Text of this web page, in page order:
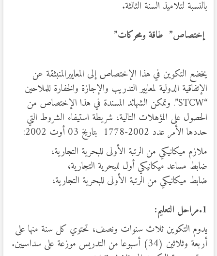
بالنسبة لتلاميذ السنة الثالثة.
إختصاص” طاقة ومحركات”
يخضع التكوين في هذا الإختصاص إلى المعاييرالمنبثقة عن
الإتفاقية الدولية لمعايير التدريب والإجازة والخفارة للملاحين
“STCW”. وتمكن الشهائد المسندة في هذا الإختصاص من
الحصول على المؤهلات التالية، شريطة استيفاء الشروط التي
حددها الأمر عدد 2002-1778 بتاريخ 03 أوت 2002:
ملازم ميكانيكي من الرتبة الأولى للبحرية التجارية،
ضابط مساعد ميكانيكي أول للبحرية التجارية،
ضابط ميكانيكي من الرتبة الأولى للبحرية التجارية،
1.مراحل التعليم:
يدوم التكوين ثلاث سنوات ونصف، تحتوي كل سنة منها على
أربعة وثلاثين (34) أسبوعا من التدريس موزعة على سداسيين.